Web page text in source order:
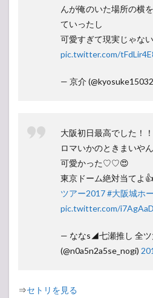
んが俺のいた場所の横
ていったし
可愛すぎて現実じゃな
pic.twitter.com/
— 京介
大阪初日最高でした！！
ロマいかのときまいや
可愛かった♡♡😍
東京ドーム絶対当てよ👍
ツアー2017#大阪城ホ
pic.twitter.com/
— ななs◢七瀬推し 全ツ
(@n0a5n2a5se_nogi)
⇒セトリを見る